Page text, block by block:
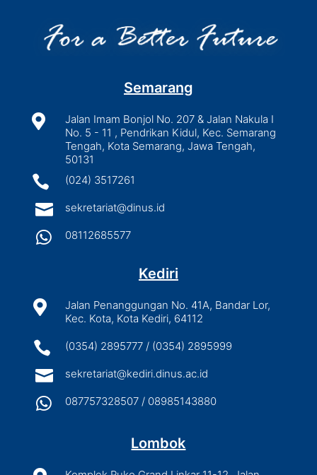
Semarang

Jalan Imam Bonjol No. 207 & Jalan Nakula I
No. 5 - 11 , Pendrikan Kidul, Kec. Semarang
Tengah, Kota Semarang, Jawa Tengah,
50131
 (024) 3517261
 sekretariat@dinus.id
 08112685577
Kediri

Jalan Penanggungan No. 41A, Bandar Lor,
Kec. Kota, Kota Kediri, 64112
 (0354) 2895777 / (0354) 2895999
 sekretariat@kediri.dinus.ac.id
 087757328507 / 08985143880
Lombok